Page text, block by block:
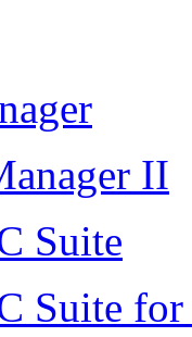
II
Suite
Suite